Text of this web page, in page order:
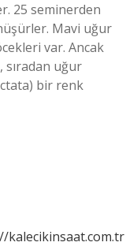
25 seminerden
Mavi uğur
var. Ancak
sıradan uğur
bir renk
kalecikinsaat.com.tr